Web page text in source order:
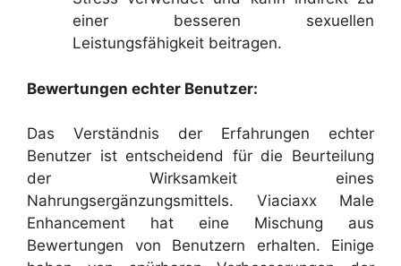
einer besseren sexuellen
Leistungsfähigkeit beitragen.
Bewertungen echter Benutzer:
Das Verständnis der Erfahrungen echter
Benutzer ist entscheidend für die Beurteilung
der Wirksamkeit eines
Nahrungsergänzungsmittels. Viaciaxx Male
Enhancement hat eine Mischung aus
Bewertungen von Benutzern erhalten. Einige